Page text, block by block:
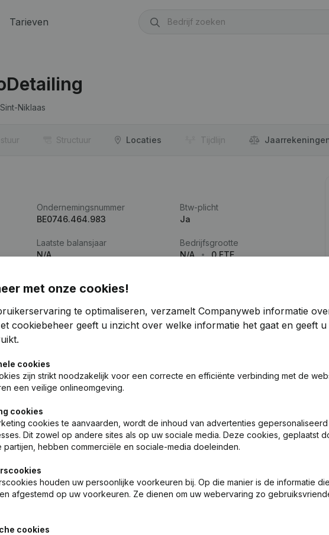
Tarieven
Sint-Niklaas
Structuur Locaties Tijdlijn
Ondernemingsnummer
BE0746.464.983
Btw-plicht
Ja
Laatste balansjaar
N/A
Bedrijfsgrootte
N/A
0 FTE
Zoek je meer informatie over dit
Kies voor snelle inzichten of granulaire details
Krijg updates van belangrijke ontwikkelingen
7 dagen gratis proefperiode, geen kredietkaart vereist.
met onze cookies!
te optimaliseren, verzamelt Companyweb informatie
cookiebeheer geeft u inzicht over welke informatie het gaat en geeft
cookies
zijn strikt noodzakelijk voor een correcte en efficiënte verbinding met de
een veilige onlineomgeving.
cookies
cookies te aanvaarden, wordt de inhoud van advertenties
Dit zowel op andere sites als op uw sociale media. Deze cookies, geplaatst
partijen, hebben commerciële en sociale-media doeleinden.
houden uw persoonlijke voorkeuren bij. Op die manier is de informatie
afgestemd op uw voorkeuren. Ze dienen om uw webervaring zo
cookies